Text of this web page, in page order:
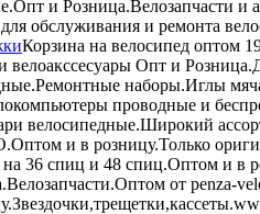
и Розница.Велозапчасти и
обслуживания и ремонта
Корзина на велосипед оптом
велоакссесуары Опт и
наборы.Иглы
проводные и
велосипедные.Широкий
и в розницу.Только
36 спиц и 48 спиц.Оптом и в
от penza-